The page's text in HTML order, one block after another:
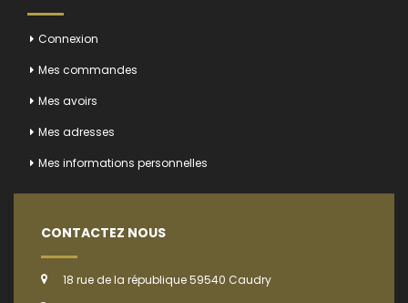
Connexion
Mes commandes
Mes avoirs
Mes adresses
Mes informations personnelles
CONTACTEZ NOUS
18 rue de la république 59540 Caudry